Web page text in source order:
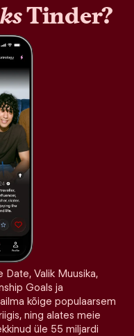
Tinder?
Valik Muusika,
Goals ja
kõige populaarsem
ning alates meie
üle 55 miljardi